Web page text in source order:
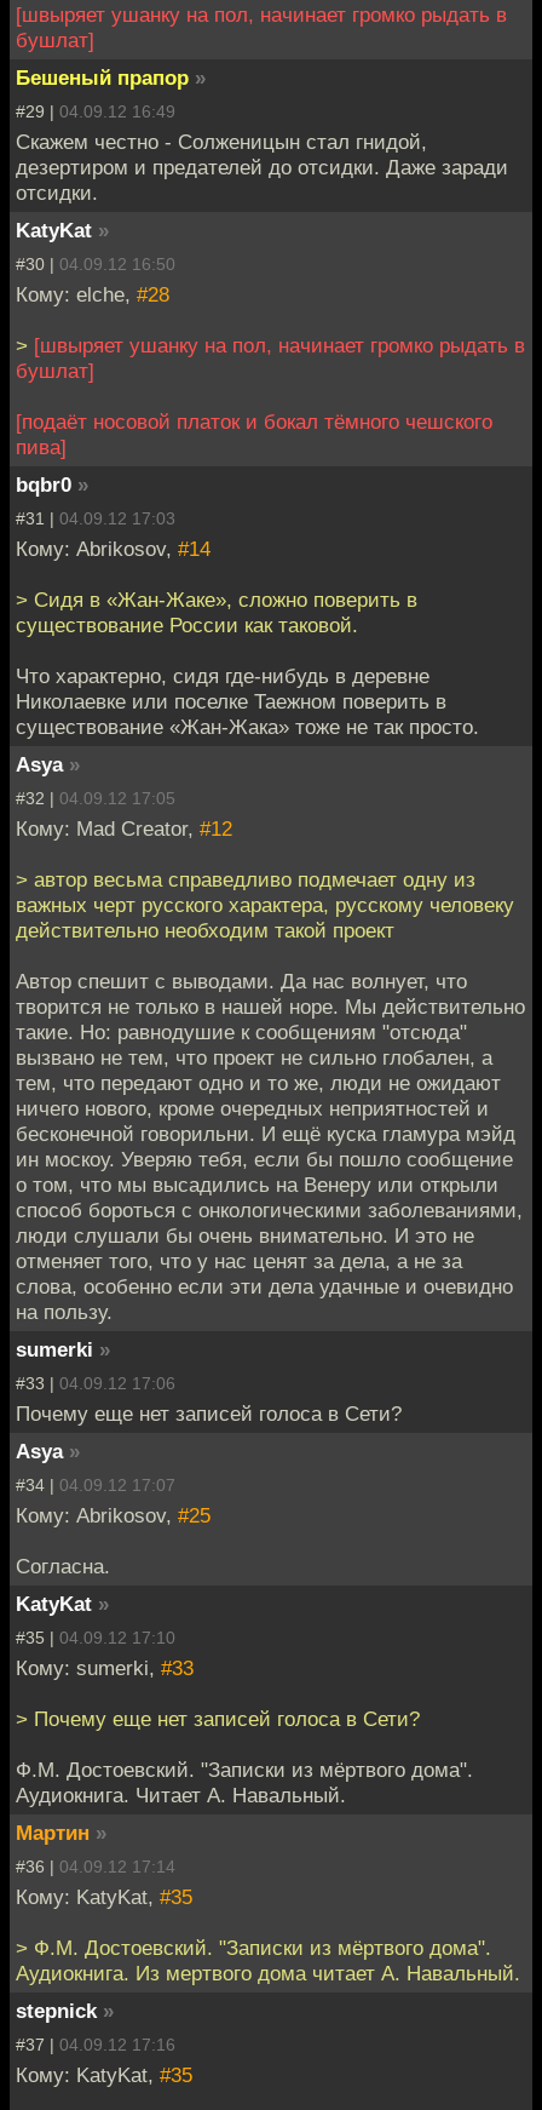
[швыряет ушанку на пол, начинает громко рыдать в
бушлат]
Бешеный прапор »
#29 | 04.09.12 16:49
Скажем честно - Солженицын стал гнидой,
дезертиром и предателей до отсидки. Даже заради
отсидки.
KatyKat »
#30 | 04.09.12 16:50
Кому: elche, #28
> [швыряет ушанку на пол, начинает громко рыдать в
бушлат]
[подаёт носовой платок и бокал тёмного чешского
пива]
bqbr0 »
#31 | 04.09.12 17:03
Кому: Abrikosov, #14
> Сидя в «Жан-Жаке», сложно поверить в
существование России как таковой.
Что характерно, сидя где-нибудь в деревне
Николаевке или поселке Таежном поверить в
существование «Жан-Жака» тоже не так просто.
Asya »
#32 | 04.09.12 17:05
Кому: Mad Creator, #12
> автор весьма справедливо подмечает одну из
важных черт русского характера, русскому человеку
действительно необходим такой проект
Автор спешит с выводами. Да нас волнует, что
творится не только в нашей норе. Мы действительно
такие. Но: равнодушие к сообщениям "отсюда"
вызвано не тем, что проект не сильно глобален, а
тем, что передают одно и то же, люди не ожидают
ничего нового, кроме очередных неприятностей и
бесконечной говорильни. И ещё куска гламура мэйд
ин москоу. Уверяю тебя, если бы пошло сообщение
о том, что мы высадились на Венеру или открыли
способ бороться с онкологическими заболеваниями,
люди слушали бы очень внимательно. И это не
отменяет того, что у нас ценят за дела, а не за
слова, особенно если эти дела удачные и очевидно
на пользу.
sumerki »
#33 | 04.09.12 17:06
Почему еще нет записей голоса в Сети?
Asya »
#34 | 04.09.12 17:07
Кому: Abrikosov, #25
Согласна.
KatyKat »
#35 | 04.09.12 17:10
Кому: sumerki, #33
> Почему еще нет записей голоса в Сети?
Ф.М. Достоевский. "Записки из мёртвого дома".
Аудиокнига. Читает А. Навальный.
Мартин »
#36 | 04.09.12 17:14
Кому: KatyKat, #35
> Ф.М. Достоевский. "Записки из мёртвого дома".
Аудиокнига. Из мертвого дома читает А. Навальный.
stepnick »
#37 | 04.09.12 17:16
Кому: KatyKat, #35